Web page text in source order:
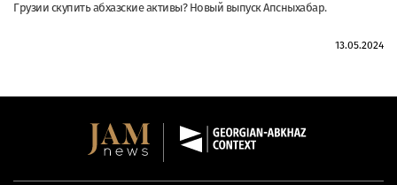
Грузии скупить абхазские активы? Новый выпуск Апсныхабар.
13.05.2024